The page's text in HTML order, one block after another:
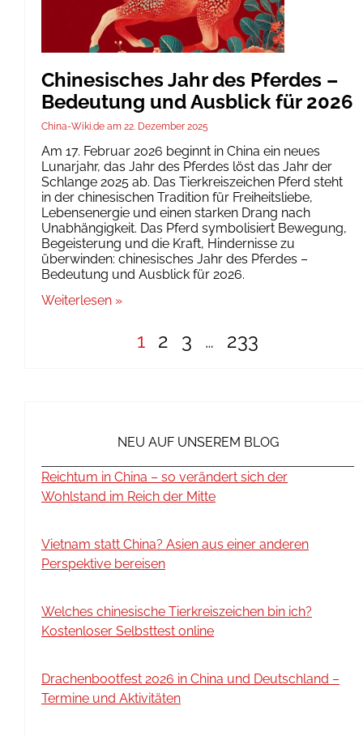
Chinesisches Jahr des Pferdes –
Bedeutung und Ausblick für 2026
China-Wiki.de 22. Dezember 2025
Am 17. Februar 2026 beginnt in China ein neues
Lunarjahr, das Jahr des Pferdes löst das Jahr der
Schlange 2025 ab. Das Tierkreiszeichen Pferd steht
in der chinesischen Tradition für Freiheitsliebe,
Lebensenergie und einen starken Drang nach
Unabhängigkeit. Das Pferd symbolisiert Bewegung,
Begeisterung und die Kraft, Hindernisse zu
überwinden: chinesisches Jahr des Pferdes –
Bedeutung und Ausblick für 2026.
Weiterlesen »
1 2 3 … 233
NEU AUF UNSEREM BLOG
Reichtum in China – so verändert sich der
Wohlstand im Reich der Mitte
Vietnam statt China? Asien aus einer anderen
Perspektive bereisen
Welches chinesische Tierkreiszeichen bin ich?
Kostenloser Selbsttest online
Drachenbootfest 2026 in China und Deutschland –
Termine und Aktivitäten